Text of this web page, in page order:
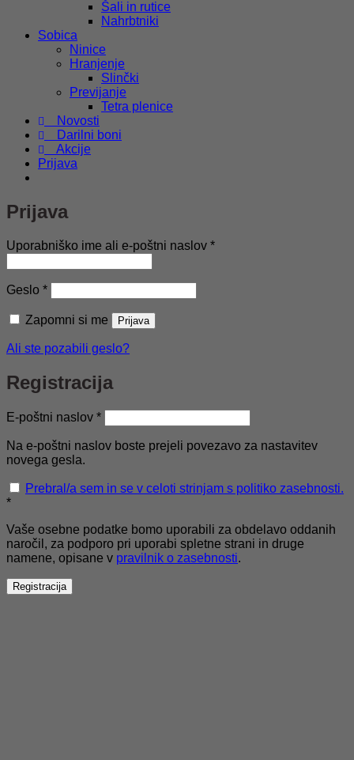
Šali in rutice
Nahrbtniki
Sobica
Ninice
Hranjenje
Slinčki
Previjanje
Tetra plenice
Novosti
Darilni boni
Akcije
Prijava
Prijava
Uporabniško ime ali e-poštni naslov *Zahtevano
Geslo *Zahtevano
Zapomni si me Prijava
Ali ste pozabili geslo?
Registracija
E-poštni naslov *Zahtevano
Na e-poštni naslov boste prejeli povezavo za nastavitev
novega gesla.
Prebral/a sem in se v celoti strinjam s politiko zasebnosti.
*
Vaše osebne podatke bomo uporabili za obdelavo oddanih
naročil, za podporo pri uporabi spletne strani in druge
namene, opisane v pravilnik o zasebnosti.
Registracija